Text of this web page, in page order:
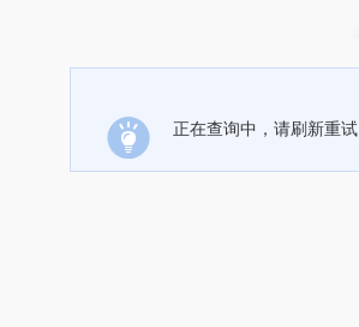
正在查询中，请刷新重试